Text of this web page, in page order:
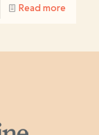
Read more